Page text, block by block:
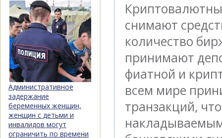
снимают
количество
принимают
фиатной и
всем мире
транзакций,
Административное
задержание
беременных женщин,
женщин с детьми и
инвалидов могут
ограничить по времени